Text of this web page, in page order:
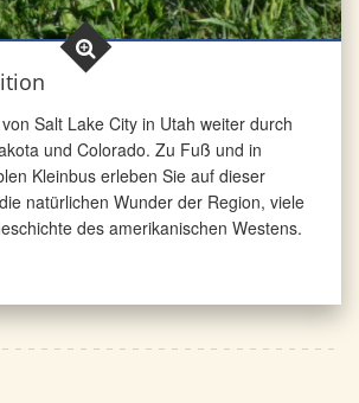
Salt Lake City in Utah weiter durch
und Colorado. Zu Fuß und in
Kleinbus erleben Sie auf dieser
natürlichen Wunder der Region, viele
des amerikanischen Westens.